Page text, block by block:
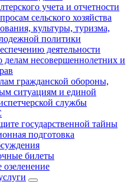
учета и отчетности
сельского хозяйства
культуры, туризма,
политики
деятельности
делам несовершеннолетних и
гражданской обороны,
ситуациям и единой
службы
государственной тайны
подготовка
билеты